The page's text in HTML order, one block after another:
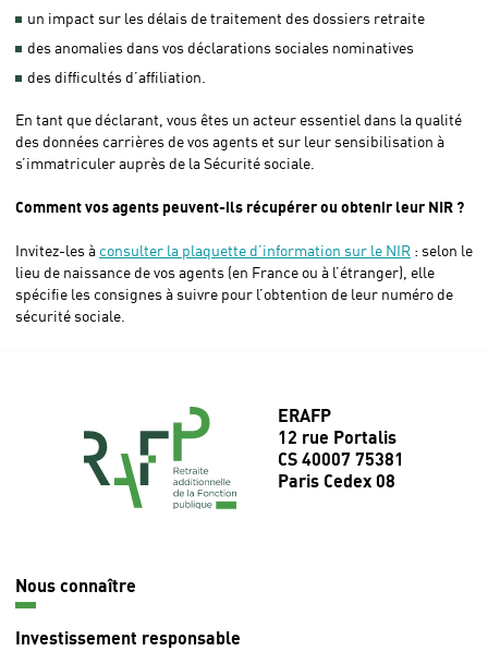
un impact sur les délais de traitement des dossiers retraite
des anomalies dans vos déclarations sociales nominatives
des difficultés d’affiliation.
En tant que déclarant, vous êtes un acteur essentiel dans la qualité
des données carrières de vos agents et sur leur sensibilisation à
s’immatriculer auprès de la Sécurité sociale.
Comment vos agents peuvent-ils récupérer ou obtenir leur NIR ?
Invitez-les à consulter la plaquette d’information sur le NIR : selon le
lieu de naissance de vos agents (en France ou à l’étranger), elle
spécifie les consignes à suivre pour l’obtention de leur numéro de
sécurité sociale.
ERAFP
12 rue Portalis
CS 40007 75381
Paris Cedex 08
Navigation
principale
Nous connaître
Investissement responsable